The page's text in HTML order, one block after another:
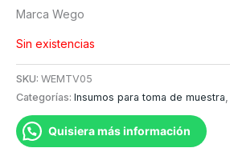
Marca Wego
Sin existencias
SKU: WEMTV05
Categorías: Insumos para toma de muestra,
Quisiera más información